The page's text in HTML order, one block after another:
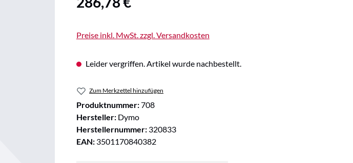
Preise inkl. MwSt. zzgl. Versandkosten
Leider vergriffen. Artikel wurde nachbestellt.
Zum Merkzettel hinzufügen
Produktnummer:708
Hersteller: Dymo
Herstellernummer: 320833
EAN: 3501170840382